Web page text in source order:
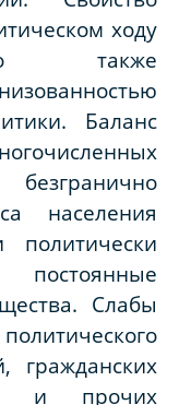
ходу
также
Баланс
населения
политически
постоянные
Слабы
гражданских
и прочих